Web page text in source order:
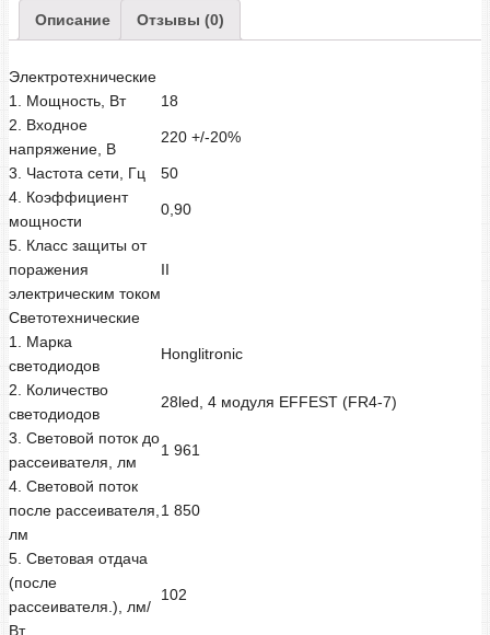
Описание Отзывы (0)
Электротехнические
1. Мощность, Вт
18
2. Входное
напряжение, В
220 +/-20%
3. Частота сети, Гц
50
4. Коэффициент
мощности
0,90
5. Класс защиты от
поражения
электрическим током
II
Светотехнические
1. Марка
светодиодов
Honglitronic
2. Количество
светодиодов
28led, 4 модуля EFFEST (FR4-7)
3. Световой поток до
рассеивателя, лм
1 961
4. Световой поток
после рассеивателя,
лм
1 850
5. Световая отдача
(после
рассеивателя.), лм/
Вт
102